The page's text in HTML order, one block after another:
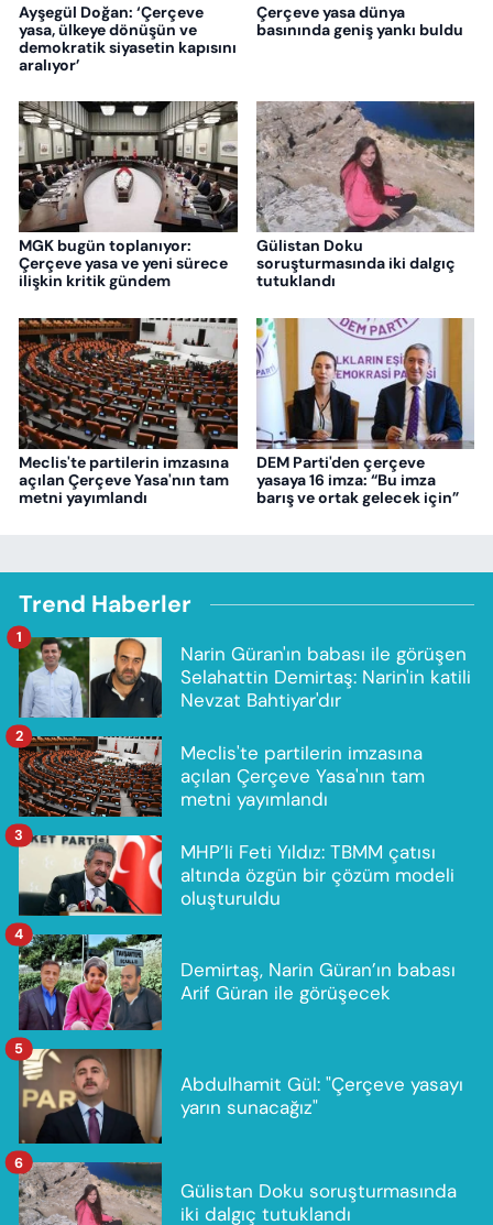
Ayşegül Doğan: ‘Çerçeve
yasa, ülkeye dönüşün ve
demokratik siyasetin kapısını
aralıyor’
Çerçeve yasa dünya
basınında geniş yankı buldu
MGK bugün toplanıyor:
Çerçeve yasa ve yeni sürece
ilişkin kritik gündem
Gülistan Doku
soruşturmasında iki dalgıç
tutuklandı
Meclis'te partilerin imzasına
açılan Çerçeve Yasa'nın tam
metni yayımlandı
DEM Parti'den çerçeve
yasaya 16 imza: “Bu imza
barış ve ortak gelecek için”
Trend Haberler
Narin Güran'ın babası ile görüşen
Selahattin Demirtaş: Narin'in katili
Nevzat Bahtiyar'dır
1
Meclis'te partilerin imzasına
açılan Çerçeve Yasa'nın tam
metni yayımlandı
2
MHP’li Feti Yıldız: TBMM çatısı
altında özgün bir çözüm modeli
oluşturuldu
3
Demirtaş, Narin Güran’ın babası
Arif Güran ile görüşecek
4
Abdulhamit Gül: "Çerçeve yasayı
yarın sunacağız"
5
Gülistan Doku soruşturmasında
iki dalgıç tutuklandı
6